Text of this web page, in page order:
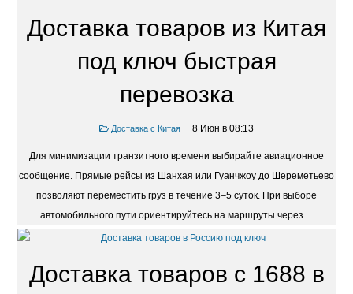
Доставка товаров из Китая
под ключ быстрая
перевозка
Доставка с Китая 8 Июн в 08:13
Для минимизации транзитного времени выбирайте авиационное
сообщение. Прямые рейсы из Шанхая или Гуанчжоу до Шереметьево
позволяют переместить груз в течение 3–5 суток. При выборе
автомобильного пути ориентируйтесь на маршруты через…
Доставка товаров с 1688 в